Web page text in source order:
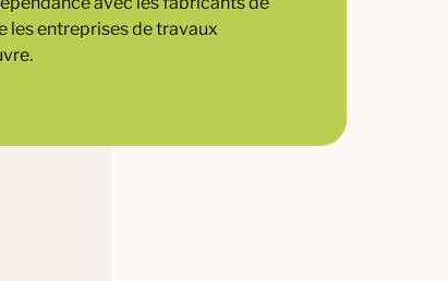
les entreprises de travaux